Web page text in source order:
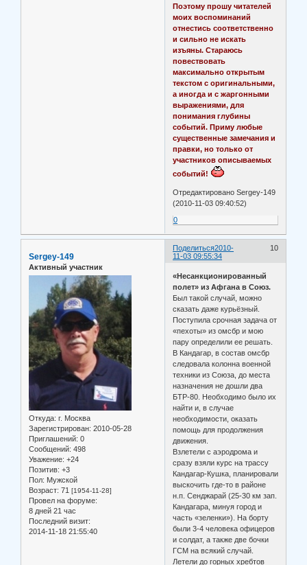
Поэтому прошу читателей
моих воспоминаний
отнестись соответственно
и сильно не искать
изъяны. Стараюсь
повествовать
максимально открытым
текстом с оригинальными,
а иногда и с жаргонными
выражениями, для
понимания глубины
событий. Приму любые
существенные замечания и
правки, но только от
участников описываемых
событий!
Отредактировано Sergey-149
(2010-11-03 09:40:52)
0
Поделиться 10
2010-
11-03 09:55:34
Sergey-149
Активный участник
Откуда: г. Москва
Зарегистрирован: 2010-05-28
Приглашений: 0
Сообщений: 498
Уважение: +24
Позитив: +3
Пол: Мужской
Возраст: 71 [1954-11-28]
Провел на форуме:
8 дней 21 час
Последний визит:
2014-11-18 21:55:40
«Несанкционированный
полет» из Афгана в Союз.
Был такой случай, можно
сказать даже курьёзный.
Поступила срочная задача от
«пехоты» из омсбр и мою
пару определили ее решать.
В Кандагар, в состав омсбр
следовала колонна военной
техники из Союза, до места
назначения не дошли два
БТР-80. Необходимо было их
найти и, в случае
необходимости, оказать
помощь для продолжения
движения.
Взлетели с аэродрома и
сразу взяли курс на трассу
Кандагар-Кушка, планировали
выскочить где-то в районе
н.п. Сенджарай (25-30 км зап.
Кандагара, минуя город и
часть «зеленки»). На борту
были 3-4 человека офицеров
и солдат, а также две бочки
ГСМ на всякий случай.
Летели до горных хребтов